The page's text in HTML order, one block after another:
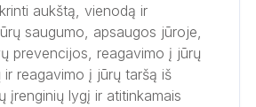
aukštą, vienodą ir
saugumo, apsaugos jūroje,
prevencijos, reagavimo į jūrų
ir reagavimo į jūrų taršą iš
įrenginių lygį ir atitinkamais